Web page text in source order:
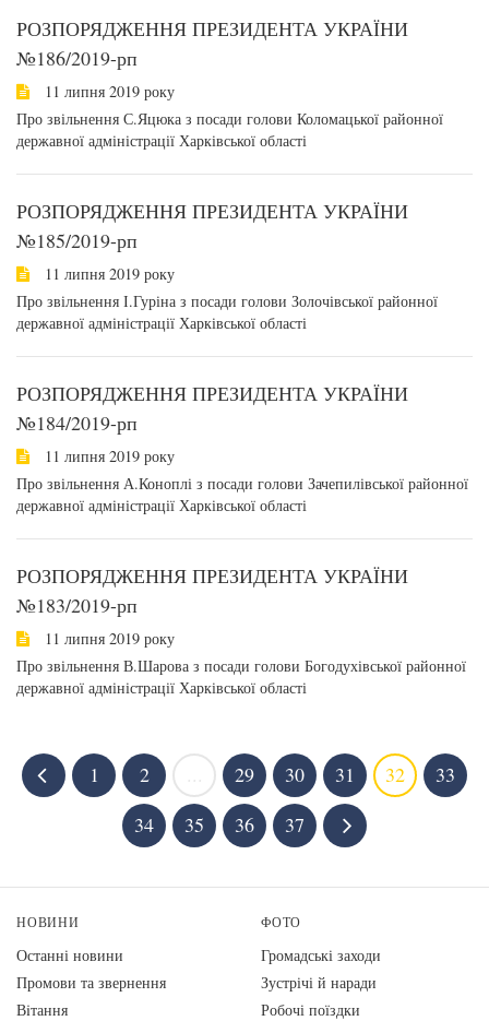
РОЗПОРЯДЖЕННЯ ПРЕЗИДЕНТА УКРАЇНИ
№186/2019-рп
11 липня 2019 року
Про звільнення С.Яцюка з посади голови Коломацької районної
державної адміністрації Харківської області
РОЗПОРЯДЖЕННЯ ПРЕЗИДЕНТА УКРАЇНИ
№185/2019-рп
11 липня 2019 року
Про звільнення І.Гуріна з посади голови Золочівської районної
державної адміністрації Харківської області
РОЗПОРЯДЖЕННЯ ПРЕЗИДЕНТА УКРАЇНИ
№184/2019-рп
11 липня 2019 року
Про звільнення А.Коноплі з посади голови Зачепилівської районної
державної адміністрації Харківської області
РОЗПОРЯДЖЕННЯ ПРЕЗИДЕНТА УКРАЇНИ
№183/2019-рп
11 липня 2019 року
Про звільнення В.Шарова з посади голови Богодухівської районної
державної адміністрації Харківської області
1 2 29 30 31 32
33
34
35 36 37
НОВИНИ
Останні новини
Промови та звернення
Вiтання
ФОТО
Громадські заходи
Зустрічі й наради
Робочі поїздки